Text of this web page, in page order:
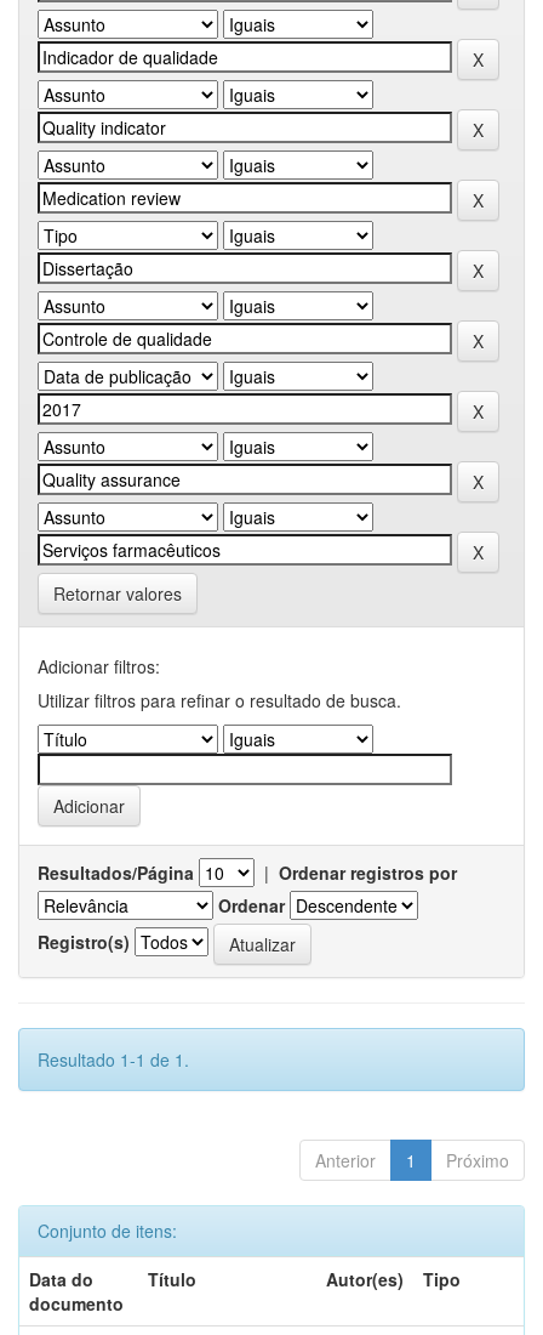
Retornar valores
Adicionar filtros:
Utilizar filtros para refinar o resultado de busca.
Resultados/Página | Ordenar registros por
Ordenar
Registro(s)
Resultado 1-1 de 1.
Anterior 1 Próximo
Conjunto de itens:
Data do
documento
Título Autor(es) Tipo